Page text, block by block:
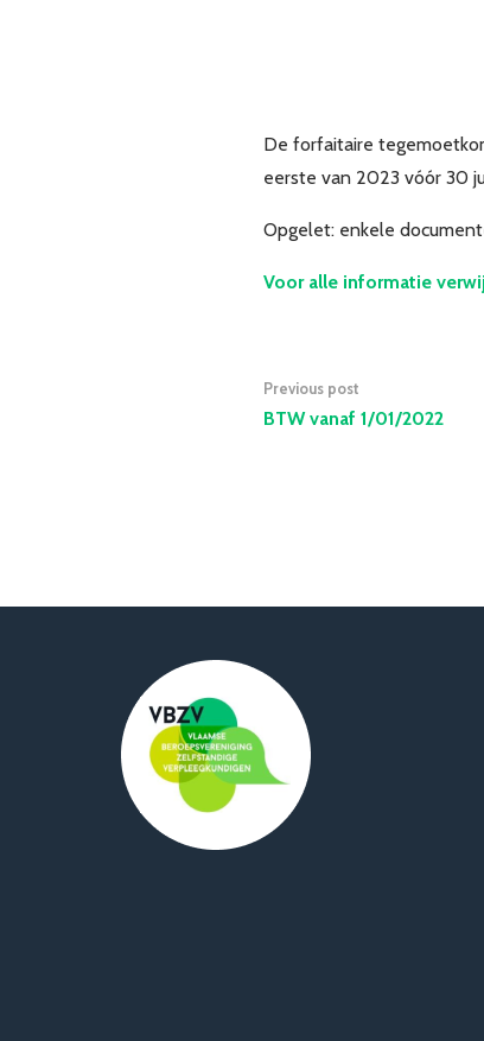
De forfaitaire
eerste van 2023 vóór 30
Opgelet: enkele
Voor alle informatie
Previous post
BTW vanaf 1/01/2022